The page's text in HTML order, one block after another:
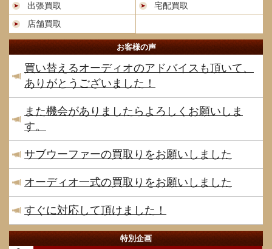
出張買取
宅配買取
店舗買取
お客様の声
買い替えるオーディオのアドバイスも頂いて、
ありがとうございました！
また機会がありましたらよろしくお願いしま
す。
サブウーファーの買取りをお願いしました
オーディオ一式の買取りをお願いしました
すぐに対応して頂けました！
特別企画